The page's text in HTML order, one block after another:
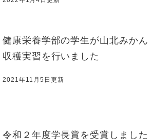
健康栄養学部の学生が山北みかん
収穫実習を行いました
2021年11月5日更新
令和２年度学長賞を受賞しました